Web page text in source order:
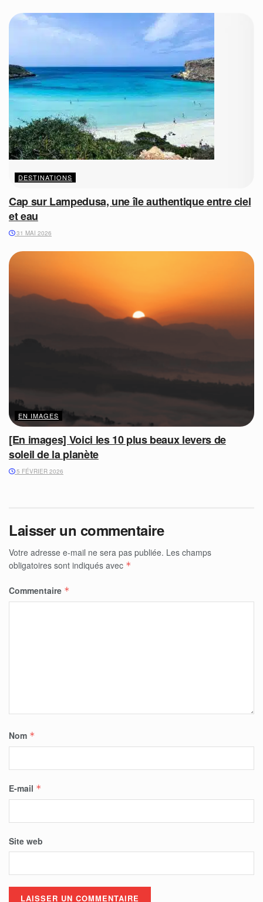
DESTINATIONS
Cap sur Lampedusa, une île authentique entre ciel
et eau
31 MAI 2026
EN IMAGES
[En images] Voici les 10 plus beaux levers de
soleil de la planète
5 FÉVRIER 2026
Laisser un commentaire
Votre adresse e-mail ne sera pas publiée. Les champs
obligatoires sont indiqués avec *
Commentaire *
Nom *
E-mail *
Site web